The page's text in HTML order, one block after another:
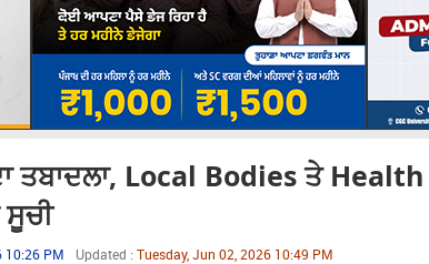
ਤਬਾਦਲਾ, Local Bodies ਤੇ Health
10:26 PM Updated : Tuesday, Jun 02, 2026 10:49 PM